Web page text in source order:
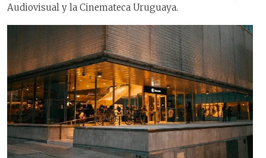
Audiovisual y la Cinemateca Uruguaya.